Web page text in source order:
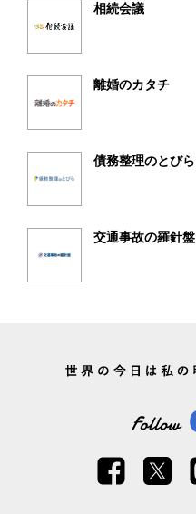
相続会議
離婚のカタチ
債務整理のとびら
交通事故の羅針盤